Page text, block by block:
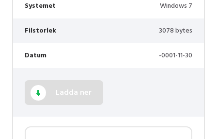
Systemet Windows 7
Filstorlek 3078 bytes
Datum -0001-11-30
Ladda ner